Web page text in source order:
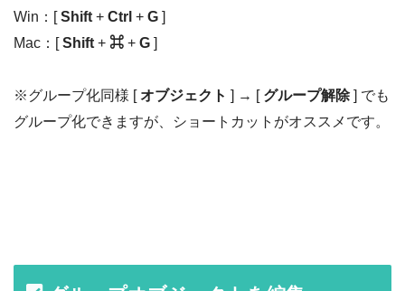
Win：[Shift + Ctrl + G ]
Mac：[Shift + ⌘ + G ]
※グループ化同様 [ オブジェクト ] → [ グループ解除] でも
グループ化できますが、ショートカットがオススメです。